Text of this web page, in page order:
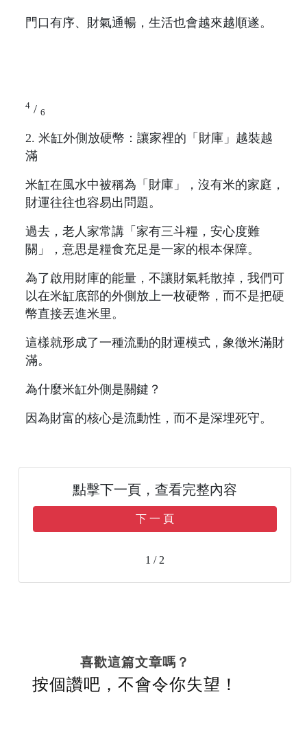
門口有序、財氣通暢，生活也會越來越順遂。
4 / 6
2. 米缸外側放硬幣：讓家裡的「財庫」越裝越
滿
米缸在風水中被稱為「財庫」，沒有米的家庭，
財運往往也容易出問題。
過去，老人家常講「家有三斗糧，安心度難
關」，意思是糧食充足是一家的根本保障。
為了啟用財庫的能量，不讓財氣耗散掉，我們可
以在米缸底部的外側放上一枚硬幣，而不是把硬
幣直接丟進米里。
這樣就形成了一種流動的財運模式，象徵米滿財
滿。
為什麼米缸外側是關鍵？
因為財富的核心是流動性，而不是深埋死守。
點擊下一頁，查看完整內容
下 一 頁
1 / 2
喜歡這篇文章嗎？
按個讚吧，不會令你失望！